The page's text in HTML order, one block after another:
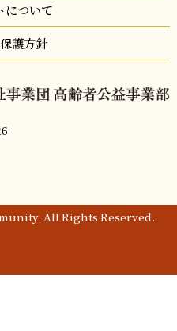
について
護方針
All Rights Reserved.